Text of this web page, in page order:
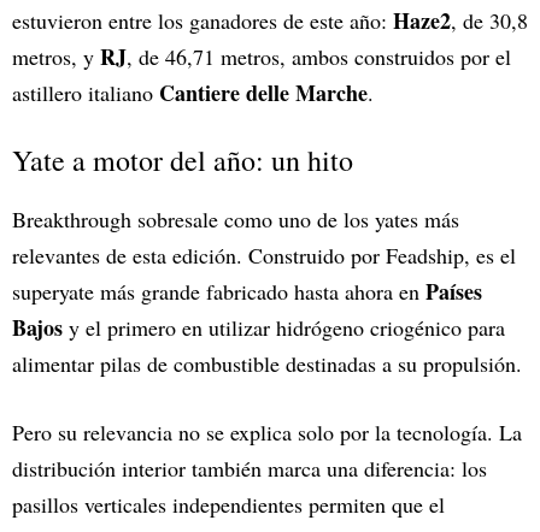
estuvieron entre los ganadores de este año: Haze2, de 30,8
metros, y RJ, de 46,71 metros, ambos construidos por el
astillero italiano Cantiere delle Marche.
Yate a motor del año: un hito
Breakthrough sobresale como uno de los yates más
relevantes de esta edición. Construido por Feadship, es el
superyate más grande fabricado hasta ahora en Países
Bajos y el primero en utilizar hidrógeno criogénico para
alimentar pilas de combustible destinadas a su propulsión.
Pero su relevancia no se explica solo por la tecnología. La
distribución interior también marca una diferencia: los
pasillos verticales independientes permiten que el